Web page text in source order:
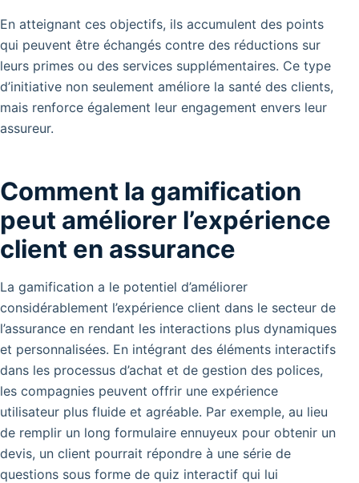
En atteignant ces objectifs, ils accumulent des points
qui peuvent être échangés contre des réductions sur
leurs primes ou des services supplémentaires. Ce type
d’initiative non seulement améliore la santé des clients,
mais renforce également leur engagement envers leur
assureur.
Comment la gamification
peut améliorer l’expérience
client en assurance
La gamification a le potentiel d’améliorer
considérablement l’expérience client dans le secteur de
l’assurance en rendant les interactions plus dynamiques
et personnalisées. En intégrant des éléments interactifs
dans les processus d’achat et de gestion des polices,
les compagnies peuvent offrir une expérience
utilisateur plus fluide et agréable. Par exemple, au lieu
de remplir un long formulaire ennuyeux pour obtenir un
devis, un client pourrait répondre à une série de
questions sous forme de quiz interactif qui lui